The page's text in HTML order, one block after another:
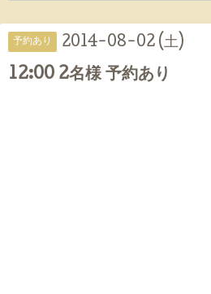
予約あり 2014-08-02 (土)
12:00 2名様 予約あり